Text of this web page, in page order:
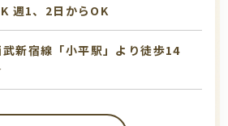
週1、2日からOK
新宿線「小平駅」より徒歩14